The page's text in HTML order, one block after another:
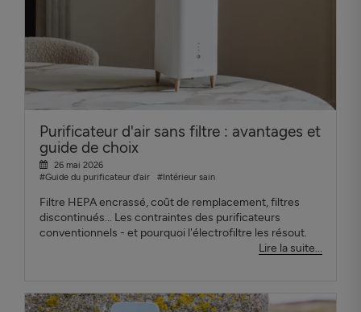
Purificateur d'air sans filtre : avantages et
guide de choix
26 mai 2026
#Guide du purificateur d'air
#Intérieur sain
Filtre HEPA encrassé, coût de remplacement, filtres
discontinués... Les contraintes des purificateurs
conventionnels - et pourquoi l'électrofiltre les résout.
Lire la suite...